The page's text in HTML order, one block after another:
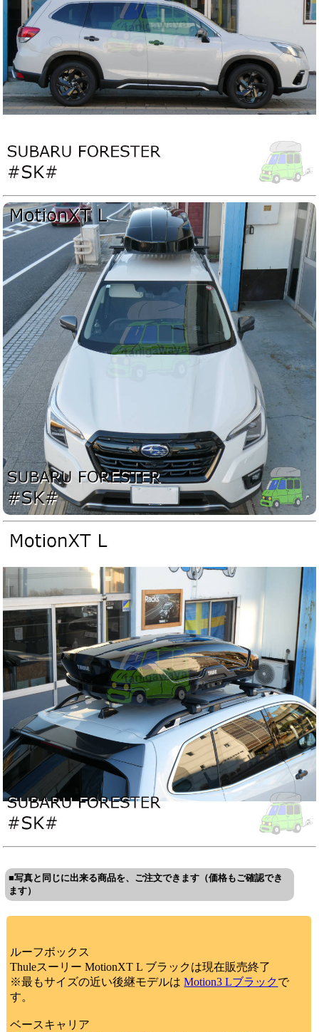
■写真と同じに出来る商品を、ご注文できます（価格もご確認でき
ます）
ルーフボックス
Thuleスーリー MotionXT L ブラックは現在販売終了
※最もサイズの近い後継モデルはMotion3 Lブラックで
す。
ベースキャリア